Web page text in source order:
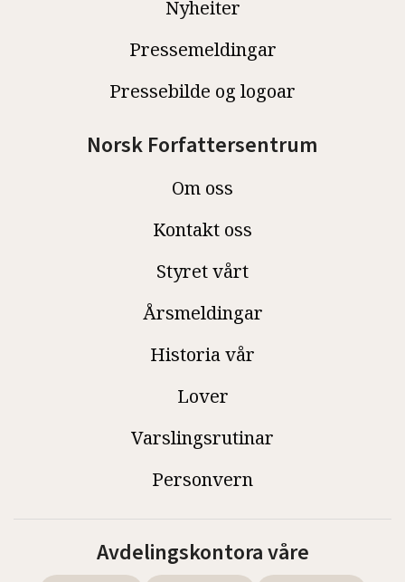
Nyheiter
Pressemeldingar
Pressebilde og logoar
Norsk Forfattersentrum
Om oss
Kontakt oss
Styret vårt
Årsmeldingar
Historia vår
Lover
Varslingsrutinar
Personvern
Avdelingskontora våre